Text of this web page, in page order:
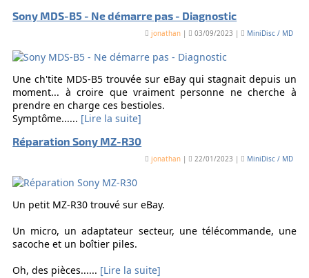
Sony MDS-B5 - Ne démarre pas - Diagnostic
jonathan| 03/09/2023 | MiniDisc / MD
Une ch'tite MDS-B5 trouvée sur eBay qui stagnait depuis un
moment... à croire que vraiment personne ne cherche à
prendre en charge ces bestioles.
Symptôme...... [Lire la suite]
Réparation Sony MZ-R30
jonathan| 22/01/2023 | MiniDisc / MD
Un petit MZ-R30 trouvé sur eBay.
Un micro, un adaptateur secteur, une télécommande, une
sacoche et un boîtier piles.
Oh, des pièces...... [Lire la suite]